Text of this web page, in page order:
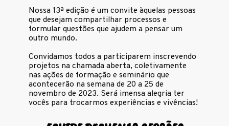
Nossa 13ª edição é um convite àquelas pessoas
que desejam compartilhar processos e
formular questões que ajudem a pensar um
outro mundo.
Convidamos todos a participarem inscrevendo
projetos na chamada aberta, coletivamente
nas ações de formação e seminário que
acontecerão na semana de 20 a 25 de
novembro de 2023. Será imensa alegria ter
vocês para trocarmos experiências e vivências!